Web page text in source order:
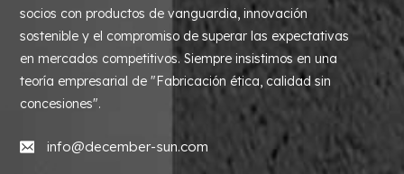
socios con productos de vanguardia, innovación
sostenible y el compromiso de superar las expectativas
en mercados competitivos. Siempre insistimos en una
teoría empresarial de "Fabricación ética, calidad sin
concesiones".
info@december-sun.com